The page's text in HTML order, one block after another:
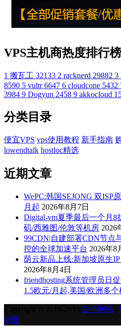
VPS主机商热度排行榜
1 搬瓦工 32133 2 racknerd 29882 3
8590 5 vultr 6647 6 cloudcone 5432
3984 9 Dogyun 2458 9 akkocloud
分类目录
便宜VPS vps使用教程 新手指南
lowendtalk hostloc精选
近期文章
WePC:韩国SEJONG 双ISP
月起 2026年8月7日
Digital-vm夏季最后一个月
矶/西雅图/伦敦等机房 2026
99CDN|自建部署CDN节点
控的全球加速平台 2026年8
荫云新品上线:新加坡原生
2026年8月4日
friendhosting系统管理员日
1.5欧元/月起,美国/欧洲多
Copyright © 2018-2019 关于网站 |
地图